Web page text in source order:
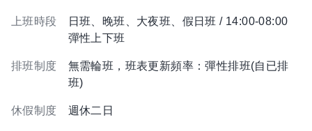
上班時段
日班、晚班、大夜班、假日班 / 14:00-08:00
彈性上下班
排班制度
無需輪班，班表更新頻率：彈性排班(自已排
班)
休假制度 週休二日